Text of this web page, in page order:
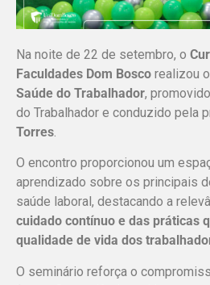
Na noite de 22 de setembro, o
Faculdades Dom Bosco realizou o
Saúde do Trabalhador,
do Trabalhador e conduzido pela
Torres.
O encontro proporcionou um
aprendizado sobre os principais
saúde laboral, destacando a
cuidado contínuo e das práticas
qualidade de vida dos
O seminário reforça o